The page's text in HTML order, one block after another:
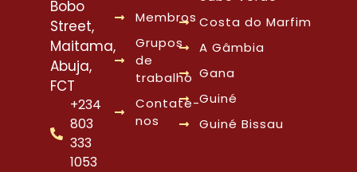
Bobo
Street,
Maitama,
Abuja,
FCT
+234
803
333
1053
Membros
Grupos
de
trabalho
Contate-
nos
Costa do Marfim
A Gâmbia
Gana
Guiné
Guiné Bissau